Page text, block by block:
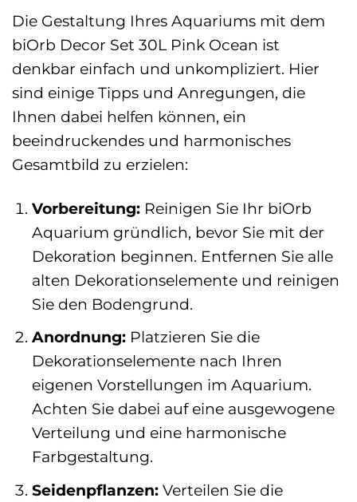
Die Gestaltung Ihres Aquariums mit dem
biOrb Decor Set 30L Pink Ocean ist
denkbar einfach und unkompliziert. Hier
sind einige Tipps und Anregungen, die
Ihnen dabei helfen können, ein
beeindruckendes und harmonisches
Gesamtbild zu erzielen:
Vorbereitung:Reinigen Sie Ihr biOrb
Aquarium gründlich, bevor Sie mit der
Dekoration beginnen. Entfernen Sie alle
alten Dekorationselemente und reinigen
Sie den Bodengrund.
Anordnung:Platzieren Sie die
Dekorationselemente nach Ihren
eigenen Vorstellungen im Aquarium.
Achten Sie dabei auf eine ausgewogene
Verteilung und eine harmonische
Farbgestaltung.
Seidenpflanzen:Verteilen Sie die